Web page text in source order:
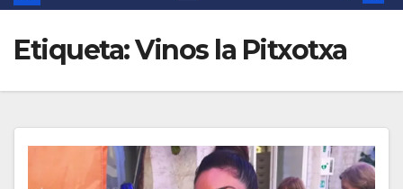
Etiqueta:Vinos la Pitxotxa